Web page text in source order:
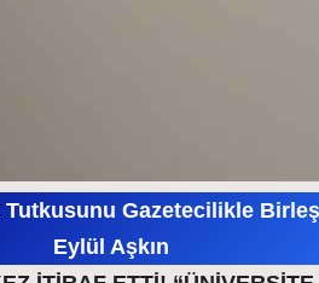
Tutkusunu Gazetecilikle
Eylül Aşkın